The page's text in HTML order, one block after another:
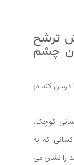
ترشح
چشم
کند در
کوچک،
که به
را نشان می